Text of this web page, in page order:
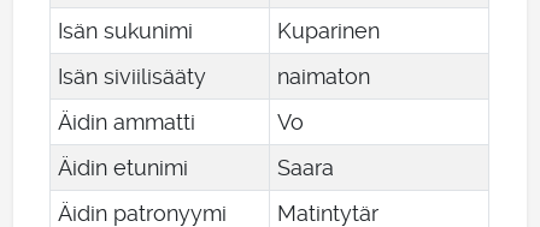
Isän sukunimi
Kuparinen
Isän siviilisääty
naimaton
Äidin ammatti
Vo
Äidin etunimi
Saara
Äidin patronyymi
Matintytär